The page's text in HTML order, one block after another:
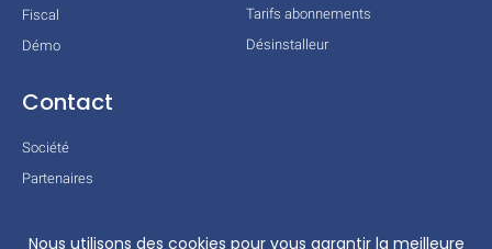
Fiscal
Démo
Tarifs abonnements
Désinstalleur
Contact
Société
Partenaires
Mentions légales